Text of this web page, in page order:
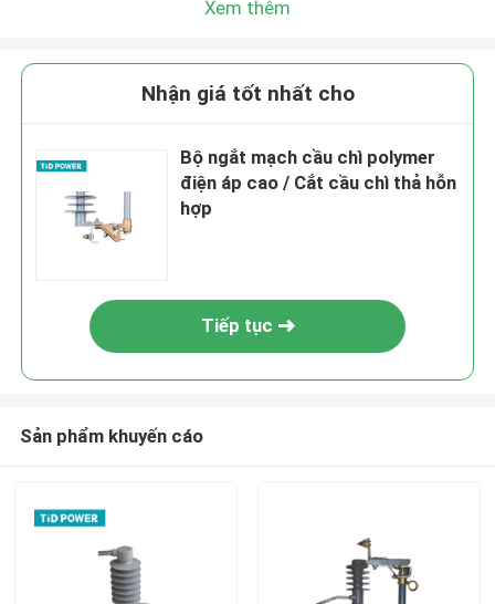
Xem thêm
Nhận giá tốt nhất cho
Bộ ngắt mạch cầu chì polymer
điện áp cao / Cắt cầu chì thả hỗn
hợp
Tiếp tục
Sản phẩm khuyến cáo